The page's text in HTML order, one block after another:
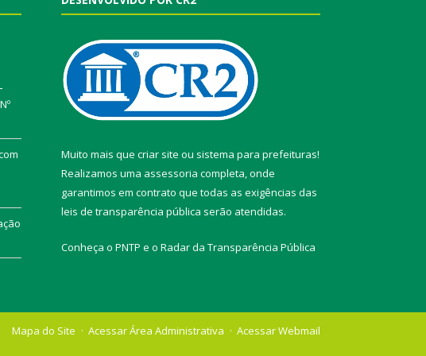
Muito mais que criar site ou sistema para prefeituras!
Realizamos uma assessoria completa, onde
garantimos em contrato que todas as exigências das
leis de transparência pública serão atendidas.
Conheça o PNTP e o Radar da Transparência Pública
Mapa do Site Acessar Área Administrativa Acessar Webmail